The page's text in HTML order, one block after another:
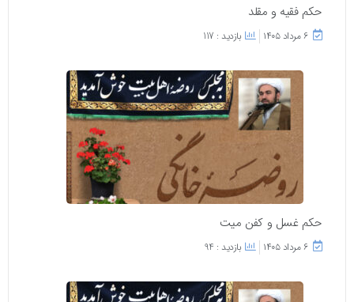
حکم فقیه و مقلد
۶ مرداد ۱۴۰۵ بازدید : 117
حکم غسل و کفن میت
۶ مرداد ۱۴۰۵ بازدید : 94